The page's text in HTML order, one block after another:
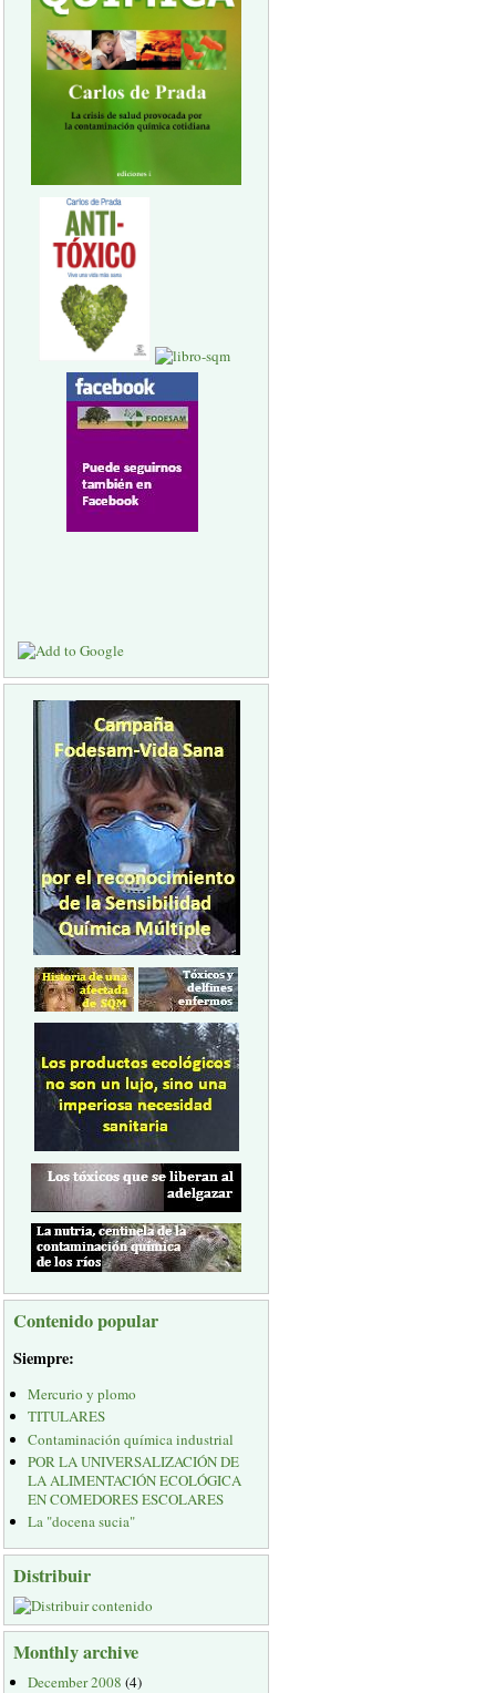
Contenido popular
Siempre:
Mercurio y plomo
TITULARES
Contaminación química industrial
POR LA UNIVERSALIZACIÓN DE
LA ALIMENTACIÓN ECOLÓGICA
EN COMEDORES ESCOLARES
La "docena sucia"
Distribuir
Monthly archive
December 2008 (4)